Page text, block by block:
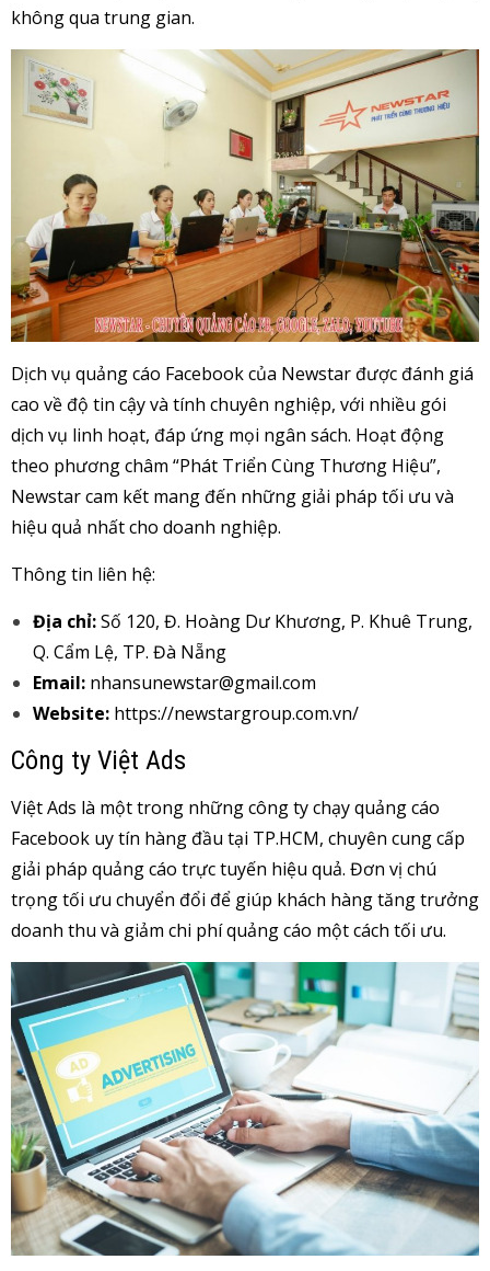
không qua trung gian.
Dịch vụ quảng cáo Facebook của Newstar được đánh giá
cao về độ tin cậy và tính chuyên nghiệp, với nhiều gói
dịch vụ linh hoạt, đáp ứng mọi ngân sách. Hoạt động
theo phương châm “Phát Triển Cùng Thương Hiệu”,
Newstar cam kết mang đến những giải pháp tối ưu và
hiệu quả nhất cho doanh nghiệp.
Thông tin liên hệ:
Địa chỉ:Số 120, Đ. Hoàng Dư Khương, P. Khuê Trung,
Q. Cẩm Lệ, TP. Đà Nẵng
Email: nhansunewstar@gmail.com
Website: https://newstargroup.com.vn/
Công ty Việt Ads
Việt Ads là một trong những công ty chạy quảng cáo
Facebook uy tín hàng đầu tại TP.HCM, chuyên cung cấp
giải pháp quảng cáo trực tuyến hiệu quả. Đơn vị chú
trọng tối ưu chuyển đổi để giúp khách hàng tăng trưởng
doanh thu và giảm chi phí quảng cáo một cách tối ưu.